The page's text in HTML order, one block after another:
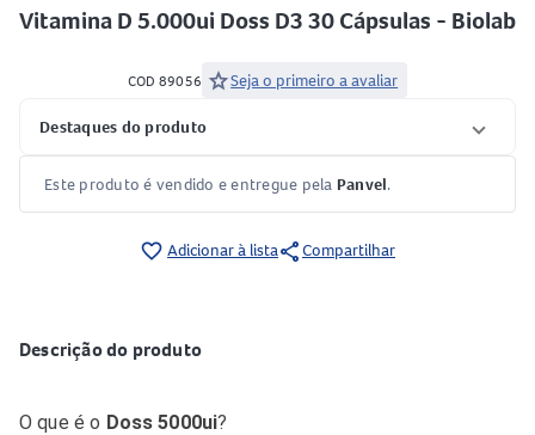
Vitamina D 5.000ui Doss D3 30 Cápsulas - Biolab
COD 89056 starSeja o primeiro a avaliar
Destaques do produto
Este produto é vendido e entregue pela Panvel.
favorite_border Adicionar à listashareCompartilhar
Descrição do produto
O que é o Doss 5000ui?